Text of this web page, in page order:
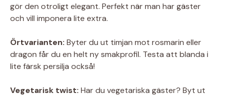
gör den otroligt elegant. Perfekt när man har gäster
och vill imponera lite extra.
Örtvarianten: Byter du ut timjan mot rosmarin eller
dragon får du en helt ny smakprofil. Testa att blanda i
lite färsk persilja också!
Vegetarisk twist: Har du vegetariska gäster? Byt ut